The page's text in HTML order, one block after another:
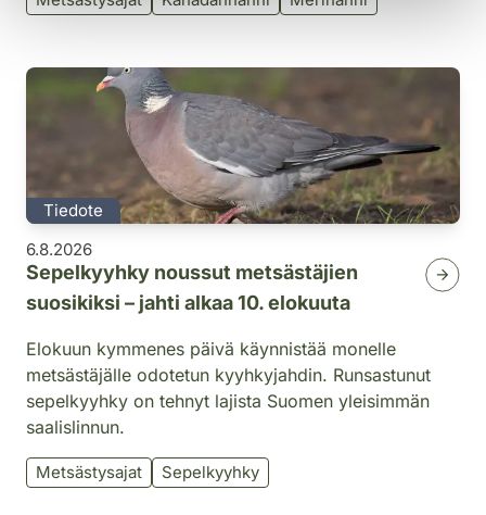
Tiedote
6.8.2026
Sepelkyyhky noussut metsästäjien
suosikiksi – jahti alkaa 10. elokuuta
Elokuun kymmenes päivä käynnistää monelle
metsästäjälle odotetun kyyhkyjahdin. Runsastunut
sepelkyyhky on tehnyt lajista Suomen yleisimmän
saalislinnun.
Metsästysajat Sepelkyyhky